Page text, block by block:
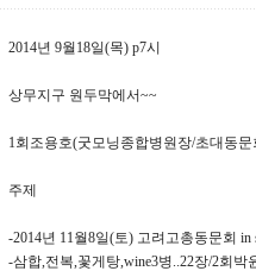
2014년 9월18일(목) p7시
상무지구 원두막에서~~
1회조용호(굿모닝종합병원장/초대동
주제
-2014년 11월8일(토) 고려고총동문회 in
-삼합,전복,꽃게탕,wine3병..22장/2회박